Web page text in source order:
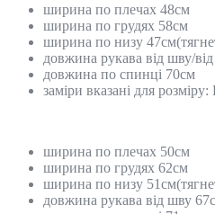
ширина по плечах 48см
ширина по грудях 58см
ширина по низу
довжина рукава від шву/
довжина по спинці 70см
заміри вказані для розміру:
ширина по плечах 50см
ширина по грудях 62см
ширина по низу
довжина рукава від шву